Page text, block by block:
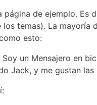
página de ejemplo. Es
los temas). La mayoría
esto:
Soy un Mensajero en
Jack, y me gustan